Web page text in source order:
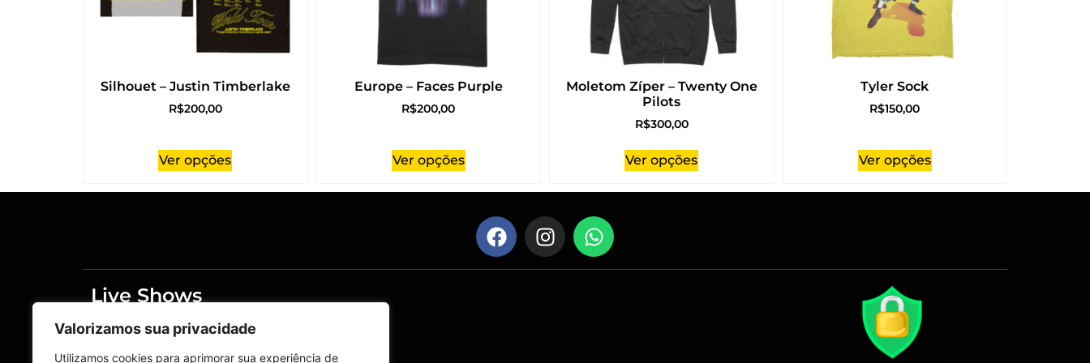
Valorizamos sua privacidade
Utilizamos cookies para aprimorar sua experiência de
Silhouet – Justin Timberlake
R$200,00
Ver opções
Europe – Faces Purple
R$200,00
Ver opções
Moletom Zíper – Twenty One
Pilots
R$300,00
Ver opções
Tyler Sock
R$150,00
Ver opções
Live Shows
Home
Live Shows